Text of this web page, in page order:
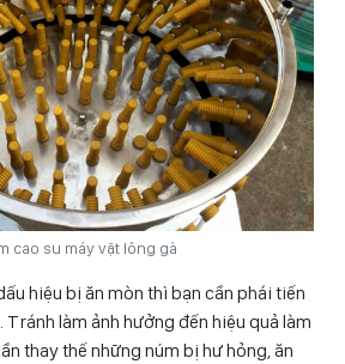
cao su máy vặt lông gà
hiệu bị ăn mòn thì bạn cần phái tiến
làm ảnh hưởng đến hiệu quả làm
thay thế những núm bị hư hỏng, ăn